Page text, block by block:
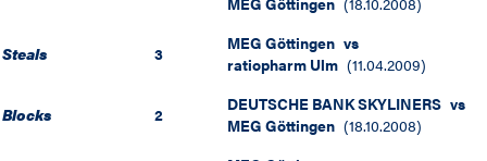
Steals 3 MEG Göttingen vs
ratiopharm Ulm (11.04.2009)
Blocks 2 DEUTSCHE BANK SKYLINERS vs
MEG Göttingen (18.10.2008)